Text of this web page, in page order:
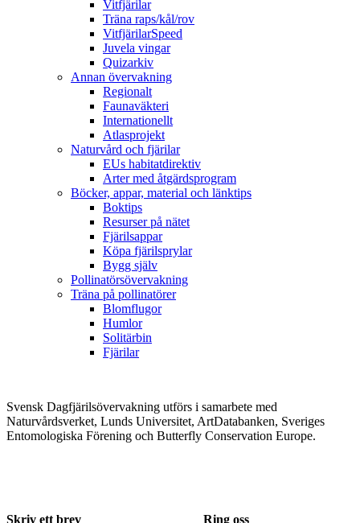
Vitfjärilar
Träna raps/kål/rov
VitfjärilarSpeed
Juvela vingar
Quizarkiv
Annan övervakning
Regionalt
Faunaväkteri
Internationellt
Atlasprojekt
Naturvård och fjärilar
EUs habitatdirektiv
Arter med åtgärdsprogram
Böcker, appar, material och länktips
Boktips
Resurser på nätet
Fjärilsappar
Köpa fjärilsprylar
Bygg själv
Pollinatörsövervakning
Träna på pollinatörer
Blomflugor
Humlor
Solitärbin
Fjärilar
Svensk Dagfjärilsövervakning utförs i samarbete med
Naturvårdsverket, Lunds Universitet, ArtDatabanken, Sveriges
Entomologiska Förening och Butterfly Conservation Europe.
Skriv ett brev Ring oss